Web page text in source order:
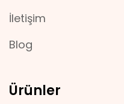
İletişim
Blog
Ürünler